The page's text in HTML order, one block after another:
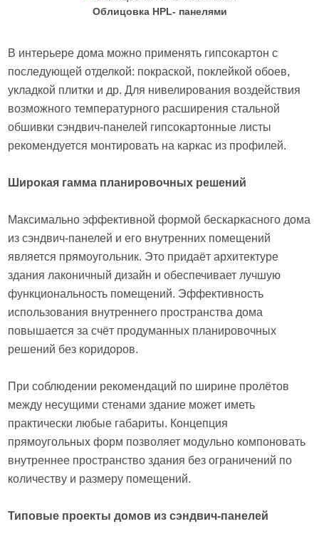
Облицовка HPL- панелями
В интерьере дома можно применять гипсокартон с
последующей отделкой: покраской, поклейкой обоев,
укладкой плитки и др. Для нивелирования воздействия
возможного температурного расширения стальной
обшивки сэндвич-панелей гипсокартонные листы
рекомендуется монтировать на каркас из профилей.
Широкая гамма планировочных решений
Максимально эффективной формой бескаркасного дома
из сэндвич-панелей и его внутренних помещений
является прямоугольник. Это придаёт архитектуре
здания лаконичный дизайн и обеспечивает лучшую
функциональность помещений. Эффективность
использования внутреннего пространства дома
повышается за счёт продуманных планировочных
решений без коридоров.
При соблюдении рекомендаций по ширине пролётов
между несущими стенами здание может иметь
практически любые габариты. Концепция
прямоугольных форм позволяет модульно компоновать
внутреннее пространство здания без ограничений по
количеству и размеру помещений.
Типовые проекты домов из сэндвич-панелей